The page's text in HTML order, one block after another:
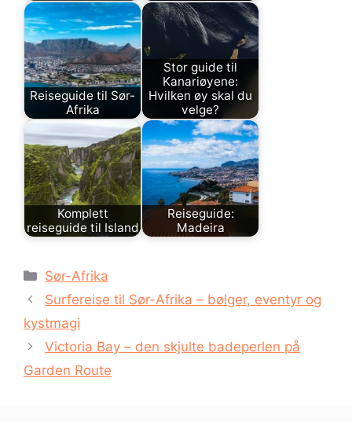
Reiseguide til Sør-
Afrika
Stor guide til
Kanariøyene:
Hvilken øy skal du
velge?
Komplett
reiseguide til Island
Reiseguide:
Madeira
Kategorier
Sør-Afrika
Surfereise til Sør-Afrika – bølger, eventyr og
kystmagi
Victoria Bay – den skjulte badeperlen på
Garden Route